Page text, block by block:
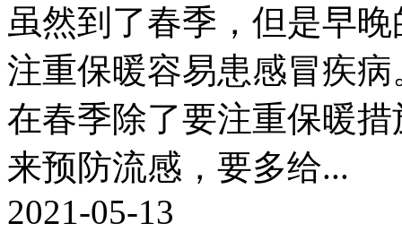
虽然到了春季，但是早
注重保暖容易患感冒疾
在春季除了要注重保暖
来预防流感，要多给...
2021-05-13